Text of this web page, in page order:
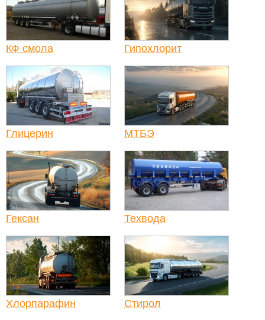
КФ смола Гипохлорит
Глицерин МТБЭ
Гексан Техвода
Хлорпарафин Стирол